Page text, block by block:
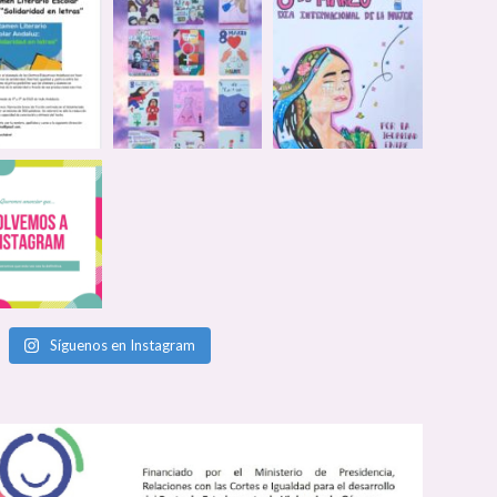
Síguenos en Instagram